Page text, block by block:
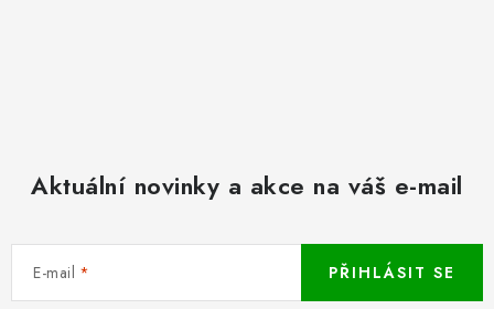
Aktuální novinky a akce na váš e-mail
E-mail PŘIHLÁSIT SE